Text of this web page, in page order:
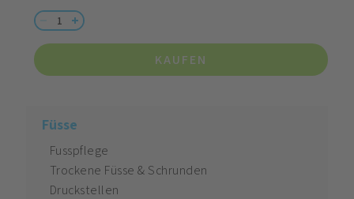
KAUFEN
Füsse
Fusspflege
Trockene Füsse & Schrunden
Druckstellen